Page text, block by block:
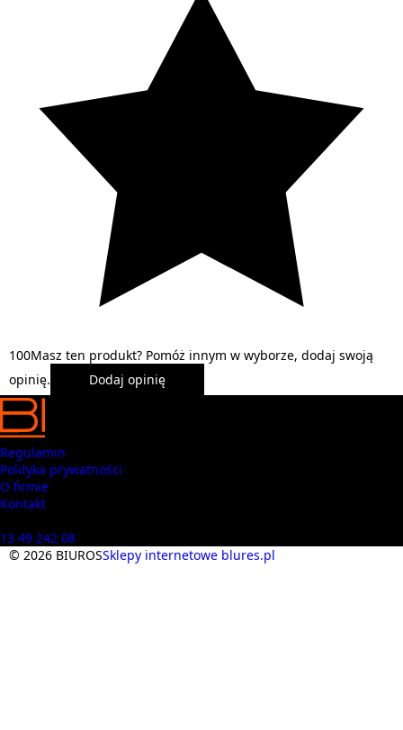
100Masz ten produkt? Pomóż innym w wyborze, dodaj swoją
opinię.
Dodaj opinię
Regulamin
Polityka prywatności
O firmie
Kontakt
13 49 242 08
© 2026 BIUROSSklepy internetowe blures.pl